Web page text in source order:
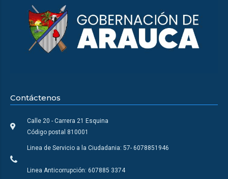
Contáctenos
Calle 20 - Carrera 21 Esquina
Código postal 810001
Linea de Servicio a la Ciudadania: 57- 6078851946
Linea Anticorrupción: 607885 3374